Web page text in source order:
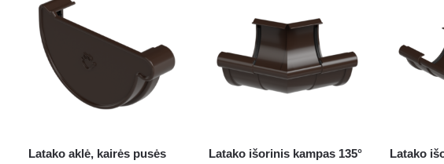
Latako aklė, kairės pusės
Latako išorinis kampas 135°
Latako